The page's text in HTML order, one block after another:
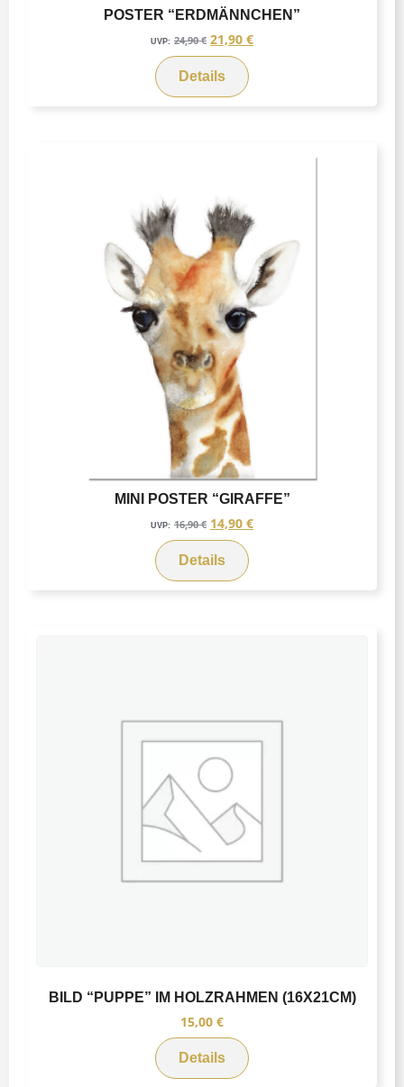
POSTER “ERDMÄNNCHEN”
UVP: 24,90€ 21,90 €
Details
MINI POSTER “GIRAFFE”
UVP: 16,90€ 14,90 €
Details
BILD “PUPPE” IM HOLZRAHMEN (16X21CM)
15,00 €
Details